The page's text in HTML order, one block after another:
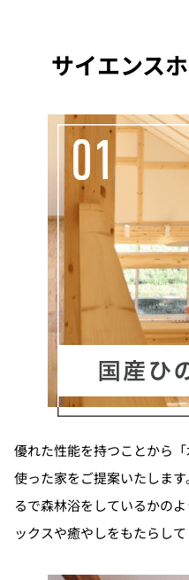
サイエンス
優れた性能を持つことから
使った家をご提案いたしま
るで森林浴をしているかの
ックスや癒やしをもたらして